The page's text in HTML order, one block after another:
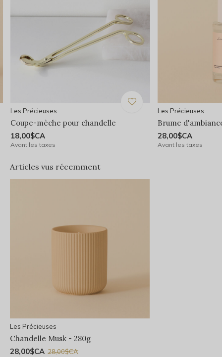
Les Précieuses
Coupe-mèche pour chandelle
18,00$CA
Avant les taxes
Les Précieuses
Brume
28,00$CA
Avant les taxes
Articles vus récemment
Les Précieuses
Chandelle Musk - 280g
28,00$CA 28,00$CA